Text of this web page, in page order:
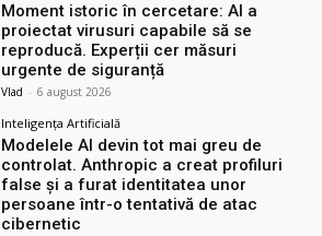
Moment istoric în cercetare: AI a
proiectat virusuri capabile să se
reproducă. Experții cer măsuri
urgente de siguranță
Vlad - 6 august 2026
Inteligența Artificială
Modelele AI devin tot mai greu de
controlat. Anthropic a creat profiluri
false și a furat identitatea unor
persoane într-o tentativă de atac
cibernetic